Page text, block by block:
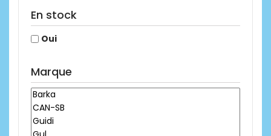
En stock
Oui
Marque